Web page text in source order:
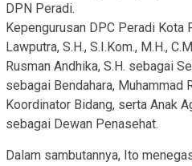
DPN Peradi.
Kepengurusan DPC Peradi Kota
Lawputra, S.H., S.I.Kom., M.H.,
Rusman Andhika, S.H. sebagai
sebagai Bendahara, Muhammad
Koordinator Bidang, serta Anak
sebagai Dewan Penasehat.
Dalam sambutannya, Ito